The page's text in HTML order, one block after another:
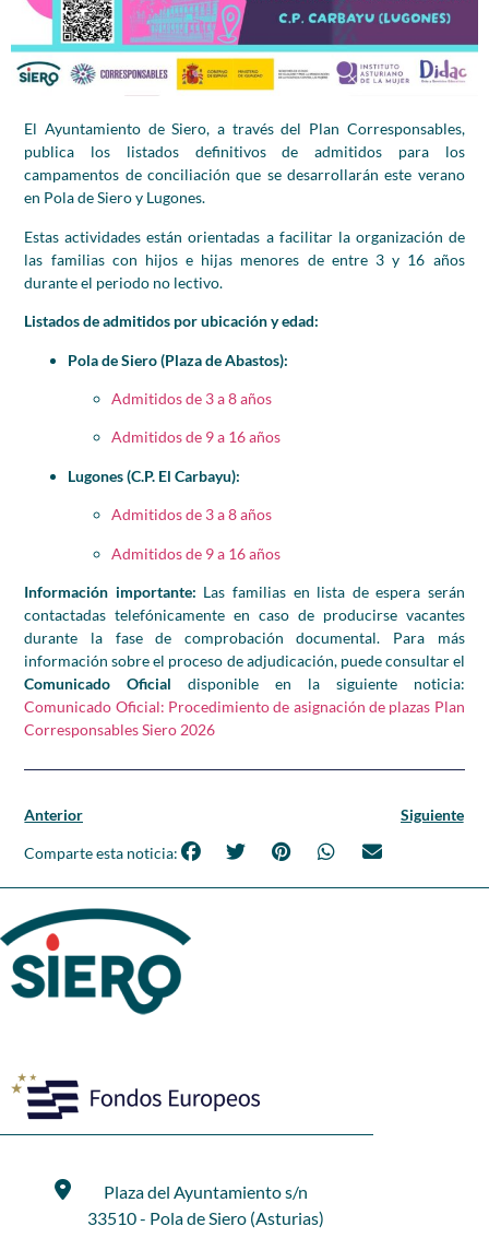
El Ayuntamiento de Siero, a través del Plan Corresponsables,
publica los listados definitivos de admitidos para los
campamentos de conciliación que se desarrollarán este verano
en Pola de Siero y Lugones.
Estas actividades están orientadas a facilitar la organización de
las familias con hijos e hijas menores de entre 3 y 16 años
durante el periodo no lectivo.
Listados de admitidos por ubicación y edad:
Pola de Siero (Plaza de Abastos):
Admitidos de 3 a 8 años
Admitidos de 9 a 16 años
Lugones (C.P. El Carbayu):
Admitidos de 3 a 8 años
Admitidos de 9 a 16 años
Información importante: Las familias en lista de espera serán
contactadas telefónicamente en caso de producirse vacantes
durante la fase de comprobación documental. Para más
información sobre el proceso de adjudicación, puede consultar el
Comunicado Oficial disponible en la siguiente noticia:
Comunicado Oficial: Procedimiento de asignación de plazas Plan
Corresponsables Siero 2026
Anterior Siguiente
Comparte esta noticia:
Plaza del Ayuntamiento s/n
33510 - Pola de Siero (Asturias)